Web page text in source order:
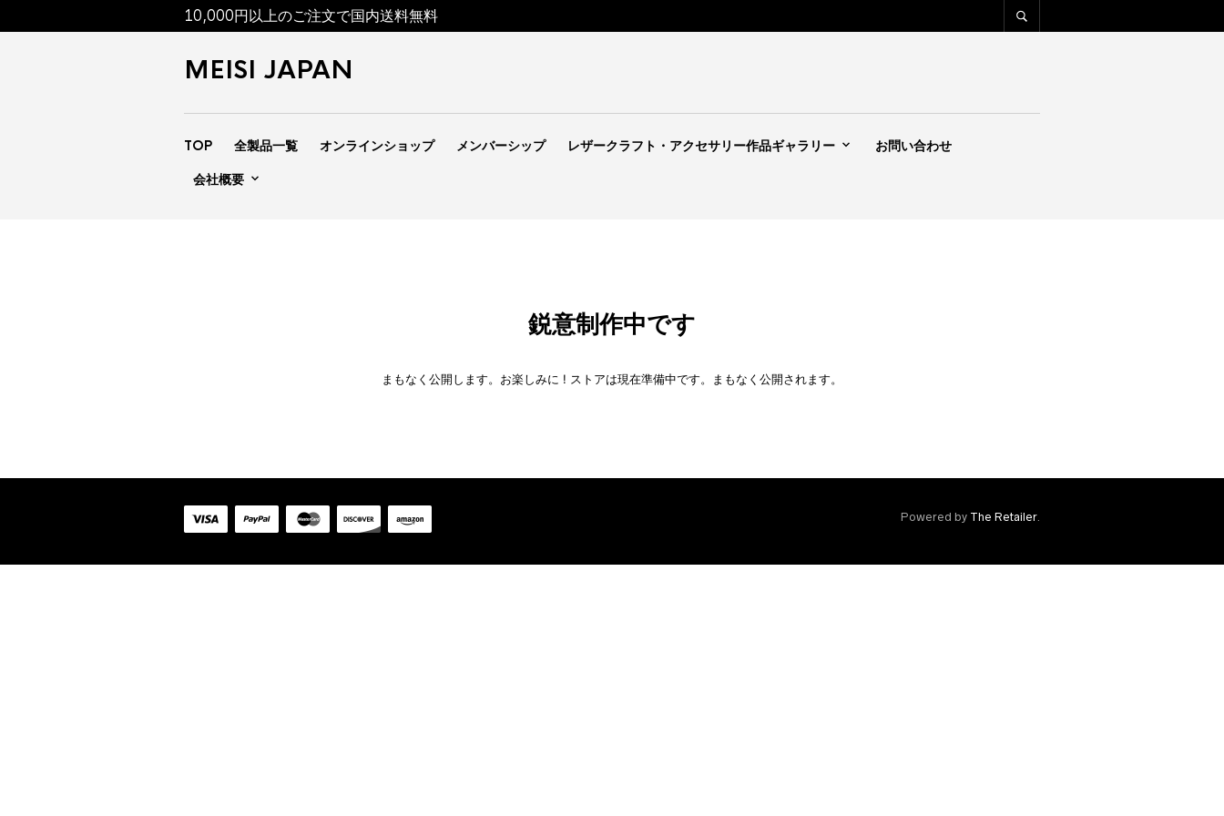
10,000円以上のご注文で国内送料無料
MEISI JAPAN
TOP 全製品一覧 オンラインショップ メンバーシップ レザークラフト・アクセサリー作品ギャラリー お問い合わせ
会社概要
鋭意制作中です
まもなく公開します。お楽しみに ! ストアは現在準備中です。まもなく公開されます。
Powered by The Retailer.